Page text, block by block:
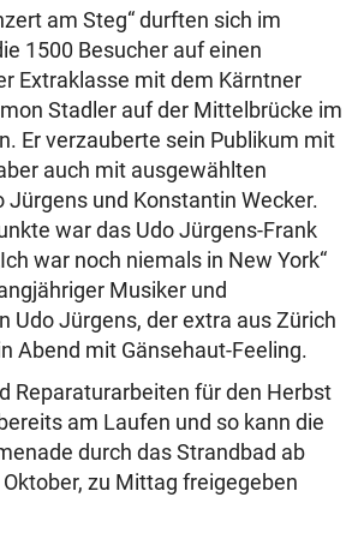
am Steg“ durften sich im
1500 Besucher auf einen
Extraklasse mit dem Kärntner
Stadler auf der Mittelbrücke im
Er verzauberte sein Publikum mit
auch mit ausgewählten
Jürgens und Konstantin Wecker.
war das Udo Jürgens-Frank
war noch niemals in New York“
Musiker und
Udo Jürgens, der extra aus Zürich
Abend mit Gänsehaut-Feeling.
Reparaturarbeiten für den Herbst
am Laufen und so kann die
durch das Strandbad ab
zu Mittag freigegeben